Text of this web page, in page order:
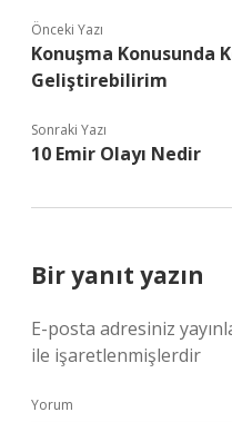
Önceki Yazı
Konuşma Konusunda
Geliştirebilirim
Sonraki Yazı
10 Emir Olayı Nedir
Bir yanıt yazın
E-posta adresiniz
ile işaretlenmişlerdir
Yorum